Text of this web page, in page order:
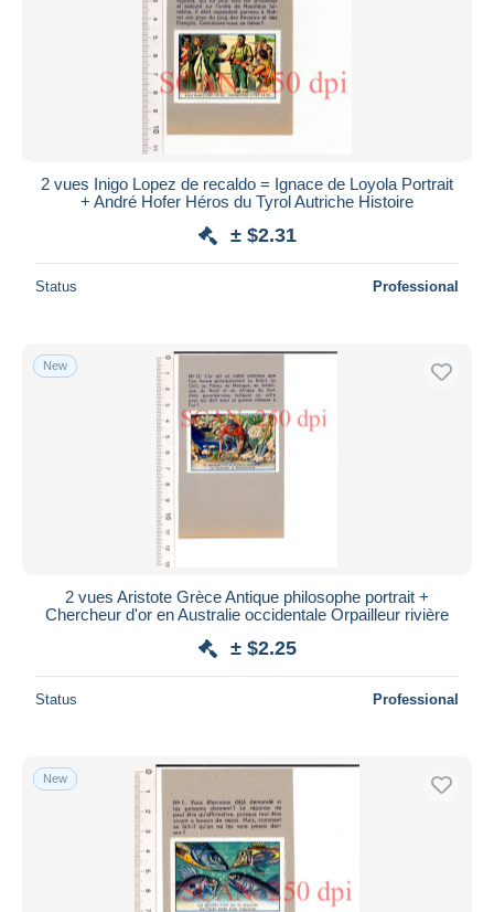
2 vues Inigo Lopez de recaldo = Ignace de Loyola Portrait
+ André Hofer Héros du Tyrol Autriche Histoire
± $2.31
Status Professional
New
2 vues Aristote Grèce Antique philosophe portrait +
Chercheur d'or en Australie occidentale Orpailleur rivière
± $2.25
Status Professional
New